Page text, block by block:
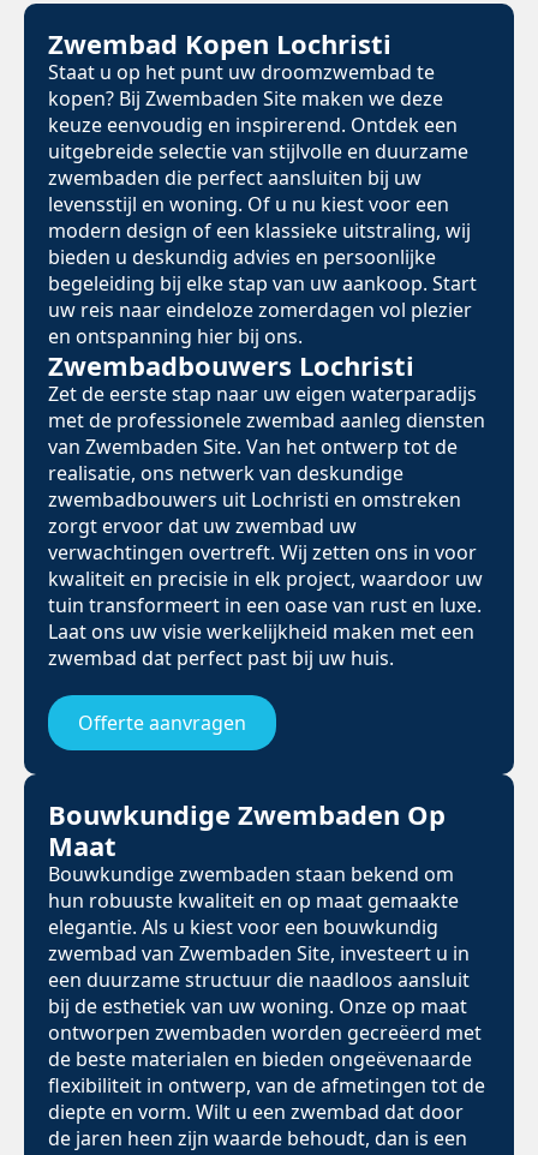
Zwembad Kopen Lochristi
Staat u op het punt uw droomzwembad te
kopen? Bij Zwembaden Site maken we deze
keuze eenvoudig en inspirerend. Ontdek een
uitgebreide selectie van stijlvolle en duurzame
zwembaden die perfect aansluiten bij uw
levensstijl en woning. Of u nu kiest voor een
modern design of een klassieke uitstraling, wij
bieden u deskundig advies en persoonlijke
begeleiding bij elke stap van uw aankoop. Start
uw reis naar eindeloze zomerdagen vol plezier
en ontspanning hier bij ons.
Zwembadbouwers Lochristi
Zet de eerste stap naar uw eigen waterparadijs
met de professionele zwembad aanleg diensten
van Zwembaden Site. Van het ontwerp tot de
realisatie, ons netwerk van deskundige
zwembadbouwers uit Lochristi en omstreken
zorgt ervoor dat uw zwembad uw
verwachtingen overtreft. Wij zetten ons in voor
kwaliteit en precisie in elk project, waardoor uw
tuin transformeert in een oase van rust en luxe.
Laat ons uw visie werkelijkheid maken met een
zwembad dat perfect past bij uw huis.
Offerte aanvragen
Bouwkundige Zwembaden Op
Maat
Bouwkundige zwembaden staan bekend om
hun robuuste kwaliteit en op maat gemaakte
elegantie. Als u kiest voor een bouwkundig
zwembad van Zwembaden Site, investeert u in
een duurzame structuur die naadloos aansluit
bij de esthetiek van uw woning. Onze op maat
ontworpen zwembaden worden gecreëerd met
de beste materialen en bieden ongeëvenaarde
flexibiliteit in ontwerp, van de afmetingen tot de
diepte en vorm. Wilt u een zwembad dat door
de jaren heen zijn waarde behoudt, dan is een